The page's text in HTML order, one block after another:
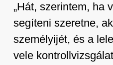
„Hát, szerintem, ha
segíteni szeretne,
személyijét, és a
vele